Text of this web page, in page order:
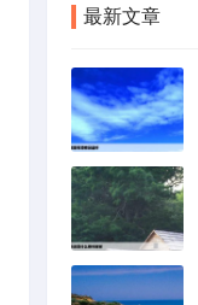
最新文章